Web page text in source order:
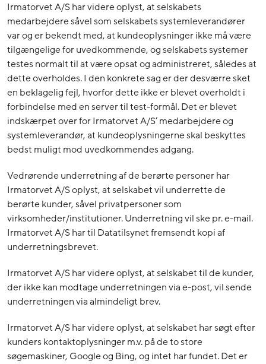
Irmatorvet A/S har videre oplyst, at selskabets
medarbejdere såvel som selskabets systemleverandører
var og er bekendt med, at kundeoplysninger ikke må være
tilgængelige for uvedkommende, og selskabets systemer
testes normalt til at være opsat og administreret, således at
dette overholdes. I den konkrete sag er der desværre sket
en beklagelig fejl, hvorfor dette ikke er blevet overholdt i
forbindelse med en server til test-formål. Det er blevet
indskærpet over for Irmatorvet A/S’ medarbejdere og
systemleverandør, at kundeoplysningerne skal beskyttes
bedst muligt mod uvedkommendes adgang.
Vedrørende underretning af de berørte personer har
Irmatorvet A/S oplyst, at selskabet vil underrette de
berørte kunder, såvel privatpersoner som
virksomheder/institutioner. Underretning vil ske pr. e-mail.
Irmatorvet A/S har til Datatilsynet fremsendt kopi af
underretningsbrevet.
Irmatorvet A/S har videre oplyst, at selskabet til de kunder,
der ikke kan modtage underretningen via e-post, vil sende
underretningen via almindeligt brev.
Irmatorvet A/S har videre oplyst, at selskabet har søgt efter
kunders kontaktoplysninger m.v. på de to store
søgemaskiner, Google og Bing, og intet har fundet. Det er